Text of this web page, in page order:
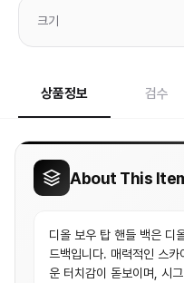
크기
상품정보 검수
About This
디올 보우 탑 핸들 백은 디
드백입니다. 매력적인 스카
운 터치감이 돋보이며, 시